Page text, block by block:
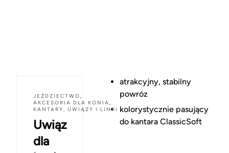
JEŹDZIECTWO,
AKCESORIA DLA KONIA,
KANTARY, UWIĄZY I LINKI
Uwiąz
dla
atrakcyjny, stabilny
powróz
kolorystycznie pasujący
do kantara ClassicSoft